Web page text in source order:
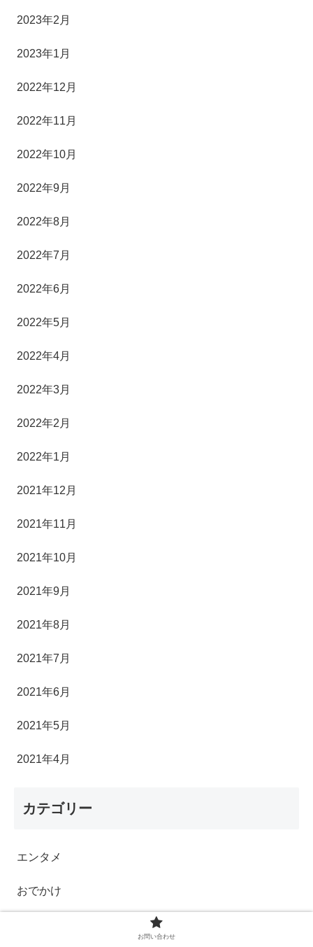
2023年2月
2023年1月
2022年12月
2022年11月
2022年10月
2022年9月
2022年8月
2022年7月
2022年6月
2022年5月
2022年4月
2022年3月
2022年2月
2022年1月
2021年12月
2021年11月
2021年10月
2021年9月
2021年8月
2021年7月
2021年6月
2021年5月
2021年4月
カテゴリー
エンタメ
おでかけ
お問い合わせ